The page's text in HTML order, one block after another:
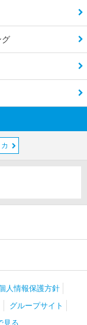
グ
人情報保護方針
グループサイト
見る